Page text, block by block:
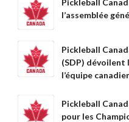
Championnats
Nationaux
Règles de base
Pickleball récréatif
Pickleball
l’assemblée
Pickleball
(SDP) dévoilent
l’équipe
Pickleball
pour les